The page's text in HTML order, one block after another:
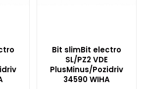
Bit slimBit electro
SL/PZ2 VDE
PlusMinus/Pozidriv
34590 WIHA